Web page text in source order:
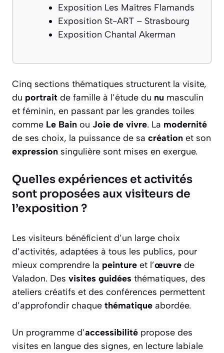
Exposition Les Maîtres Flamands
Exposition St-ART – Strasbourg
Exposition Chantal Akerman
Cinq sections thématiques structurent la visite,
du portrait de famille à l’étude du nu masculin
et féminin, en passant par les grandes toiles
comme Le Bain ou Joie de vivre. La modernité
de ses choix, la puissance de sa création et son
expression singulière sont mises en exergue.
Quelles expériences et activités
sont proposées aux visiteurs de
l’exposition ?
Les visiteurs bénéficient d’un large choix
d’activités, adaptées à tous les publics, pour
mieux comprendre la peinture et l’œuvre de
Valadon. Des visites guidées thématiques, des
ateliers créatifs et des conférences permettent
d’approfondir chaque thématique abordée.
Un programme d’accessibilité propose des
visites en langue des signes, en lecture labiale